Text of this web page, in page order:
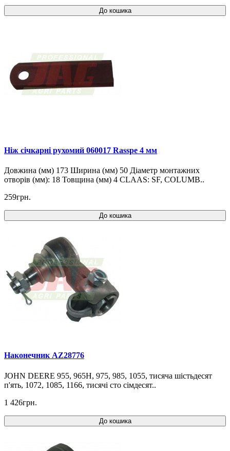
До кошика
Ніж січкарні рухомий 060017 Rasspe 4 мм
Довжина (мм) 173 Ширина (мм) 50 Діаметр монтажних
отворів (мм): 18 Товщина (мм) 4 CLAAS: SF, COLUMB..
259грн.
До кошика
Наконечник AZ28776
JOHN DEERE 955, 965H, 975, 985, 1055, тисяча шістьдесят
п'ять, 1072, 1085, 1166, тисячі сто сімдесят..
1 426грн.
До кошика